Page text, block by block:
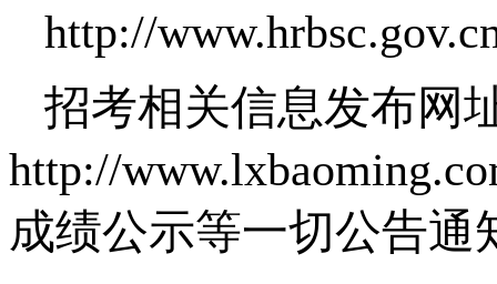
http://
招考相关信息发布网
http://
成绩公示等一切公告通